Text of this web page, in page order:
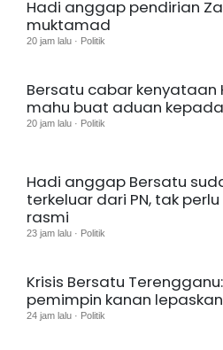
Hadi anggap pendirian
muktamad
20 jam lalu · Politik
Bersatu cabar kenyataan
mahu buat aduan kepada
20 jam lalu · Politik
Hadi anggap Bersatu
terkeluar dari PN, tak
rasmi
23 jam lalu · Politik
Krisis Bersatu
pemimpin kanan
24 jam lalu · Politik